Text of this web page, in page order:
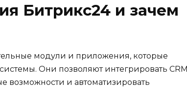
Битрикс24 и зачем
модули и приложения, которые
Они позволяют интегрировать CRM
возможности и автоматизировать